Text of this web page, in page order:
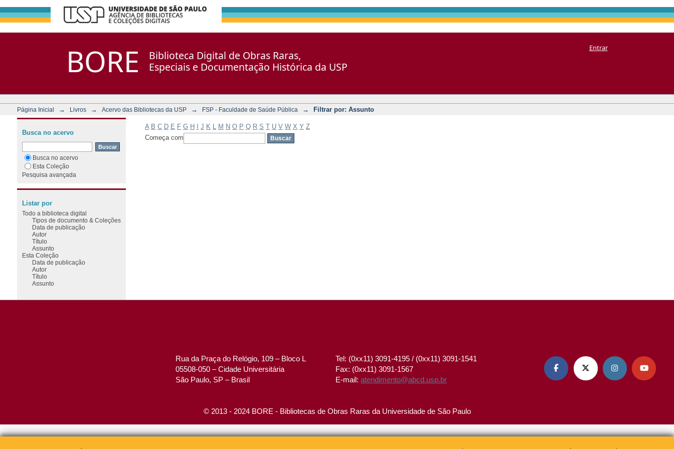
BORE
Biblioteca Digital de Obras Raras,
Especiais e Documentação Histórica da USP
Entrar
Página Inicial → Livros → Acervo das Bibliotecas da USP → FSP - Faculdade de Saúde Pública → Filtrar por: Assunto
A B C D E F G H J K M N O P Q R S T U V W X Y Z
Começa com
Busca no acervo
Busca no acervo
Esta Coleção
Pesquisa avançada
Listar por
Todo a biblioteca digital
Tipos de documento & Coleções
Data de publicação
Autor
Título
Assunto
Esta Coleção
Data de publicação
Autor
Título
Assunto
Rua da Praça do Relógio, 109 – Bloco L
05508-050 – Cidade Universitária
São Paulo, SP – Brasil
Tel: (0xx11) 3091-4195 / (0xx11) 3091-1541
Fax: (0xx11) 3091-1567
E-mail:atendimento@abcd.usp.br
   
© 2013 - 2024 BORE - Bibliotecas de Obras Raras da Universidade de São Paulo